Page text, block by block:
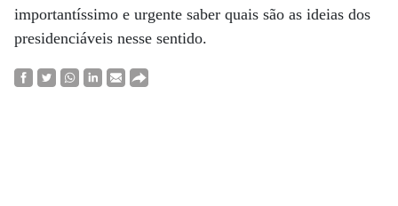
importantíssimo e urgente saber quais são as ideias dos
presidenciáveis nesse sentido.